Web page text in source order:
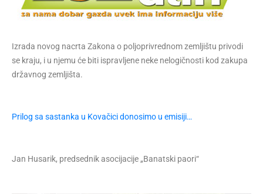
Izrada novog nacrta Zakona o poljoprivrednom zemljištu privodi
se kraju, i u njemu će biti ispravljene neke nelogičnosti kod zakupa
državnog zemljišta.
Prilog sa sastanka u Kovačici donosimo u emisiji…
Jan Husarik, predsednik asocijacije „Banatski paori“